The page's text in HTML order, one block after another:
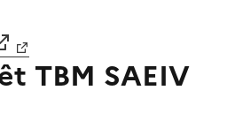
TBM SAEIV